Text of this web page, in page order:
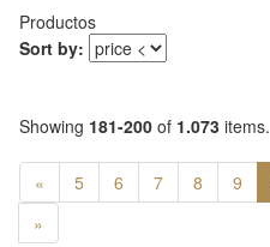
Productos
Sort by:
Showing 181-200 of 1.073 items.
« 5 6 7 8 9
»